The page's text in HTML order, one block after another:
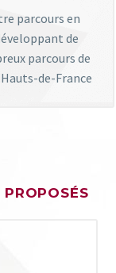
parcours en
de
parcours de
de-France